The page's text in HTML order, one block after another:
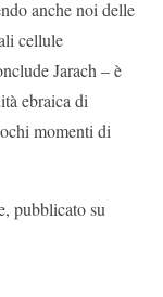
anche noi delle
cellule
Jarach – è
ebraica di
momenti di
pubblicato su